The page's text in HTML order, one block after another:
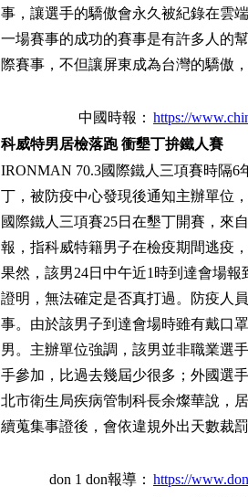
事，讓選手的驕傲會永久被紀錄在雲
一場賽事的成功的賽事是有許多人的
際賽事，不但讓屏東成為台灣的驕傲
中國時報： https://
科威特男居檢落跑 衝墾丁拚鐵人賽
IRONMAN 70.3國際鐵人三項賽時隔
丁，被防疫中心發現後通知主辦單位
國際鐵人三項賽25日在墾丁開賽，來
報，指科威特籍男子在檢疫期間逃疫
果然，該男24日中午近1時到達會場
證明，無法確定是否真打過。防疫人
事。由於該男子到達會場時雖有戴口
男。主辦單位強調，該男並非職業選
手參加，比過去幾屆少很多；外國選
北市衛生局疾病管制科長余燦華說，
續蒐集事證後，會依違規外出天數裁
don 1 don報導 ： https://